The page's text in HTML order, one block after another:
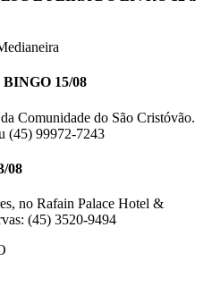
15/08
Comunidade do São Cristóvão.
(45) 99972-7243
08
no Rafain Palace Hotel &
(45) 3520-9494